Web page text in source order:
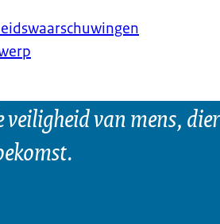
van mens, dier